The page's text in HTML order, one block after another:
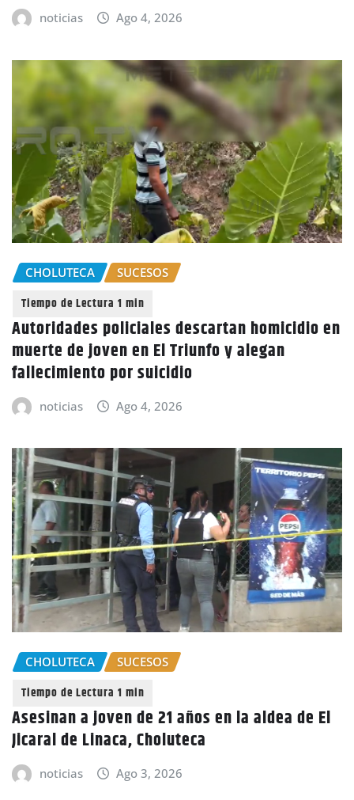
noticias Ago 4, 2026
CHOLUTECA SUCESOS
Autoridades policiales descartan homicidio en
muerte de joven en El Triunfo y alegan
fallecimiento por suicidio
noticias Ago 4, 2026
CHOLUTECA SUCESOS
Asesinan a joven de 21 años en la aldea de El
Jicaral de Linaca, Choluteca
noticias Ago 3, 2026